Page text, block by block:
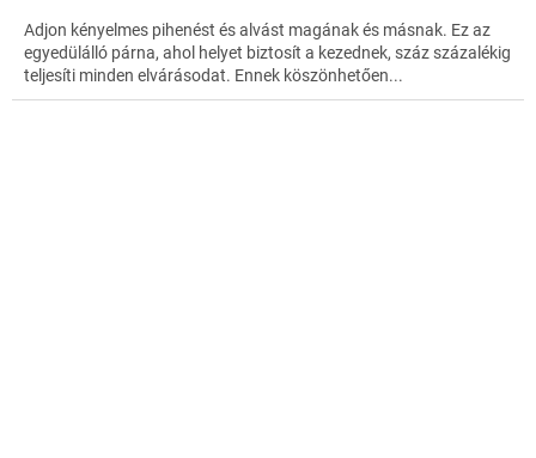
Adjon kényelmes pihenést és alvást magának és másnak. Ez az
egyedülálló párna, ahol helyet biztosít a kezednek, száz százalékig
teljesíti minden elvárásodat. Ennek köszönhetően...